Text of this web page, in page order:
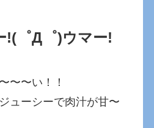
!(゜Д゜)ウマー!
〜〜い！！
ューシーで肉汁が甘〜